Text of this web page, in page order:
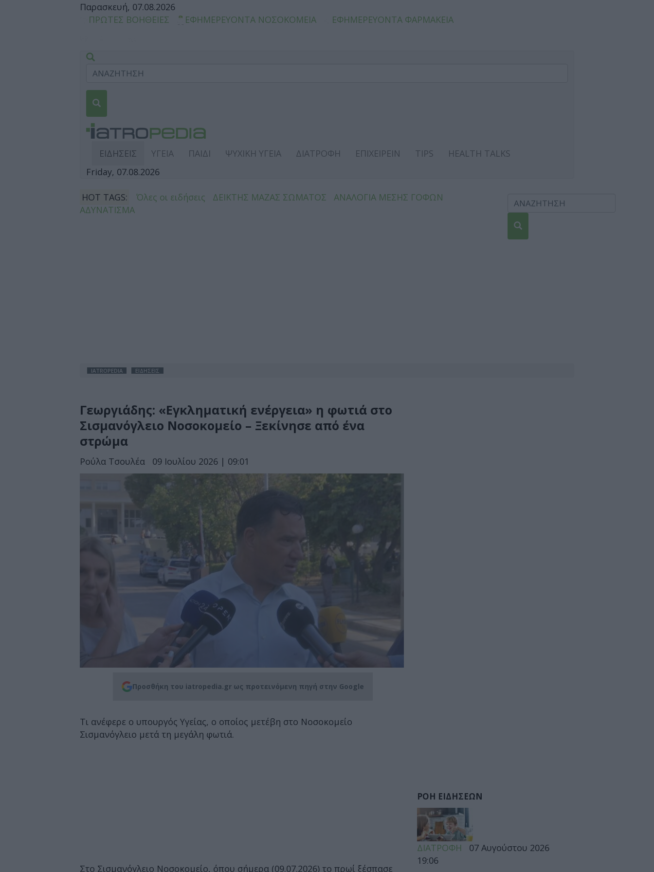
Παρασκευή, 07.08.2026
ΠΡΩΤΕΣ ΒΟΗΘΕΙΕΣ
ΕΦΗΜΕΡΕΥΟΝΤΑ ΝΟΣΟΚΟΜΕΙΑ ΕΦΗΜΕΡΕΥΟΝΤΑ ΦΑΡΜΑΚΕΙΑ
ΕΙΔΗΣΕΙΣ ΥΓΕΙΑ ΠΑΙΔΙ ΨΥΧΙΚΗ ΥΓΕΙΑ ΔΙΑΤΡΟΦΗ ΕΠΙΧΕΙΡΕΙΝ TIPS
HEALTH TALKS
Friday, 07.08.2026
HOT TAGS: Όλες οι ειδήσεις ΔΕΙΚΤΗΣ ΜΑΖΑΣ ΣΩΜΑΤΟΣ
ΑΝΑΛΟΓΙΑ ΜΕΣΗΣ ΓΟΦΩΝ
ΑΔΥΝΑΤΙΣΜΑ
IATROPEDIA ΕΙΔΗΣΕΙΣ
Γεωργιάδης: «Εγκληματική ενέργεια» η φωτιά στο
Σισμανόγλειο Νοσοκομείο – Ξεκίνησε από ένα
στρώμα
Ρούλα Τσουλέα 09 Ιουλίου 2026 | 09:01
Προσθήκη του iatropedia.gr ως προτεινόμενη πηγή στην Google
Τι ανέφερε ο υπουργός Υγείας, ο οποίος μετέβη στο Νοσοκομείο
Σισμανόγλειο μετά τη μεγάλη φωτιά.
Στο Σισμανόγλειο Νοσοκομείο, όπου σήμερα (09.07.2026) το πρωί ξέσπασε
ΡΟΗ ΕΙΔΗΣΕΩΝ
ΔΙΑΤΡΟΦΗ
07 Αυγούστου 2026
19:06